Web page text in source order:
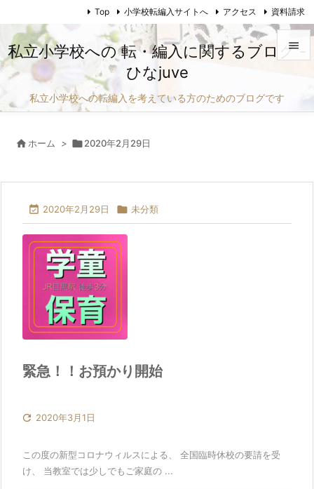
私立小学校への 転・編入に関するブログ -
ひなjuve
私立小学校への転編入を考えている方のためのブログです



Top 小学校転編入サイトへ アクセス 資料請求
 ホーム > 2020年2月29日
 2020年2月29日  未分類
緊急！！お預かり開始
 2020年3月1日
この度の新型コロナウィルスによる、 全国臨時休校の要請を受
け、 当教室では少しでもご家庭の ...